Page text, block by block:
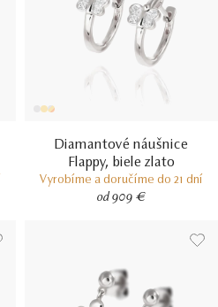
Diamantové náušnice
Flappy, biele zlato
Vyrobíme a doručíme do 21 dní
od 909 €